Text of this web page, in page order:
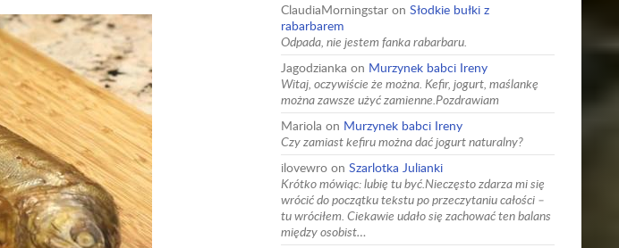
ClaudiaMorningstar on Słodkie bułki z
rabarbarem
Odpada, nie jestem fanka rabarbaru.
Jagodzianka on Murzynek babci Ireny
Witaj, oczywiście że można. Kefir, jogurt, maślankę
można zawsze użyć zamienne.Pozdrawiam
Mariola on Murzynek babci Ireny
Czy zamiast kefiru można dać jogurt naturalny?
ilovewro on Szarlotka Julianki
Krótko mówiąc: lubię tu być.Nieczęsto zdarza mi się
wrócić do początku tekstu po przeczytaniu całości –
tu wróciłem. Ciekawie udało się zachować ten balans
między osobist…